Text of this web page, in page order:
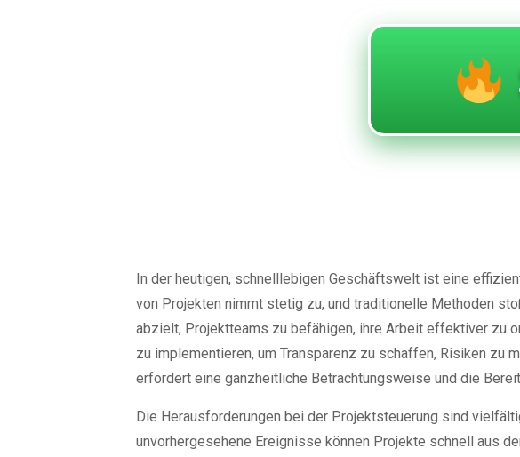
In der heutigen, schnelllebigen Geschäftswelt ist eine
von Projekten nimmt stetig zu, und traditionelle Methoden
abzielt, Projektteams zu befähigen, ihre Arbeit effektiver zu
zu implementieren, um Transparenz zu schaffen, Risiken zu
erfordert eine ganzheitliche Betrachtungsweise und die
Die Herausforderungen bei der Projektsteuerung sind
unvorhergesehene Ereignisse können Projekte schnell aus